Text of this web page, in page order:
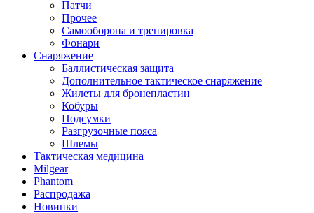
Патчи
Прочее
Самооборона и тренировка
Фонари
Снаряжение
Баллистическая защита
Дополнительное тактическое снаряжение
Жилеты для бронепластин
Кобуры
Подсумки
Разгрузочные пояса
Шлемы
Тактическая медицина
Milgear
Phantom
Распродажа
Новинки